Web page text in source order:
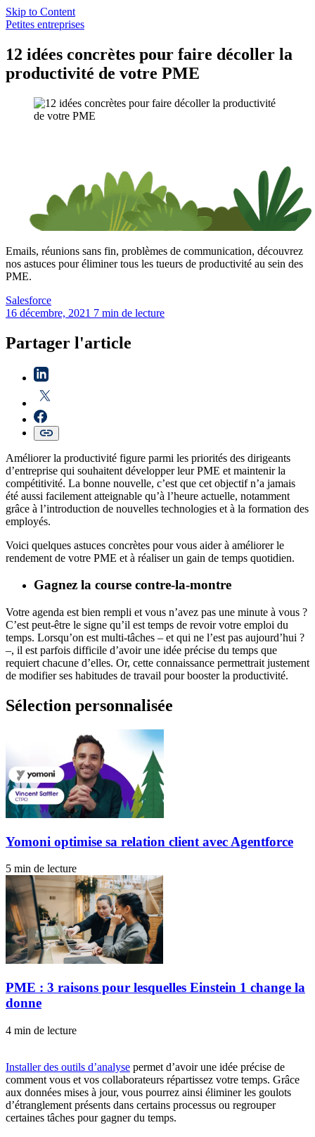
Skip to Content
Petites entreprises
12 idées concrètes pour faire décoller la
productivité de votre PME
Emails, réunions sans fin, problèmes de communication, découvrez
nos astuces pour éliminer tous les tueurs de productivité au sein des
PME.
Salesforce
16 décembre, 2021 7 min de lecture
Partager l'article
Améliorer la productivité figure parmi les priorités des dirigeants
d’entreprise qui souhaitent développer leur PME et maintenir la
compétitivité. La bonne nouvelle, c’est que cet objectif n’a jamais
été aussi facilement atteignable qu’à l’heure actuelle, notamment
grâce à l’introduction de nouvelles technologies et à la formation des
employés.
Voici quelques astuces concrètes pour vous aider à améliorer le
rendement de votre PME et à réaliser un gain de temps quotidien.
Gagnez la course contre-la-montre
Votre agenda est bien rempli et vous n’avez pas une minute à vous ?
C’est peut-être le signe qu’il est temps de revoir votre emploi du
temps. Lorsqu’on est multi-tâches – et qui ne l’est pas aujourd’hui ?
–, il est parfois difficile d’avoir une idée précise du temps que
requiert chacune d’elles. Or, cette connaissance permettrait justement
de modifier ses habitudes de travail pour booster la productivité.
Sélection personnalisée
Yomoni optimise sa relation client avec Agentforce
5 min de lecture
PME : 3 raisons pour lesquelles Einstein 1 change la
donne
4 min de lecture
Installer des outils d’analyse permet d’avoir une idée précise de
comment vous et vos collaborateurs répartissez votre temps. Grâce
aux données mises à jour, vous pourrez ainsi éliminer les goulots
d’étranglement présents dans certains processus ou regrouper
certaines tâches pour gagner du temps.